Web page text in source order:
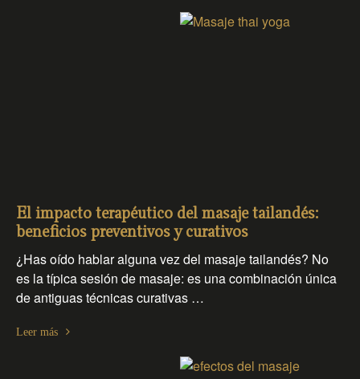
El impacto terapéutico del masaje tailandés:
beneficios preventivos y curativos
¿Has oído hablar alguna vez del masaje tailandés? No
es la típica sesión de masaje: es una combinación única
de antiguas técnicas curativas …
Leer más